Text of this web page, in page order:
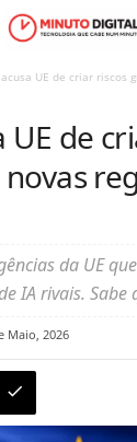
UE de criar riscos
UE de
da UE
IA rivais. Sabe
Maio, 2026